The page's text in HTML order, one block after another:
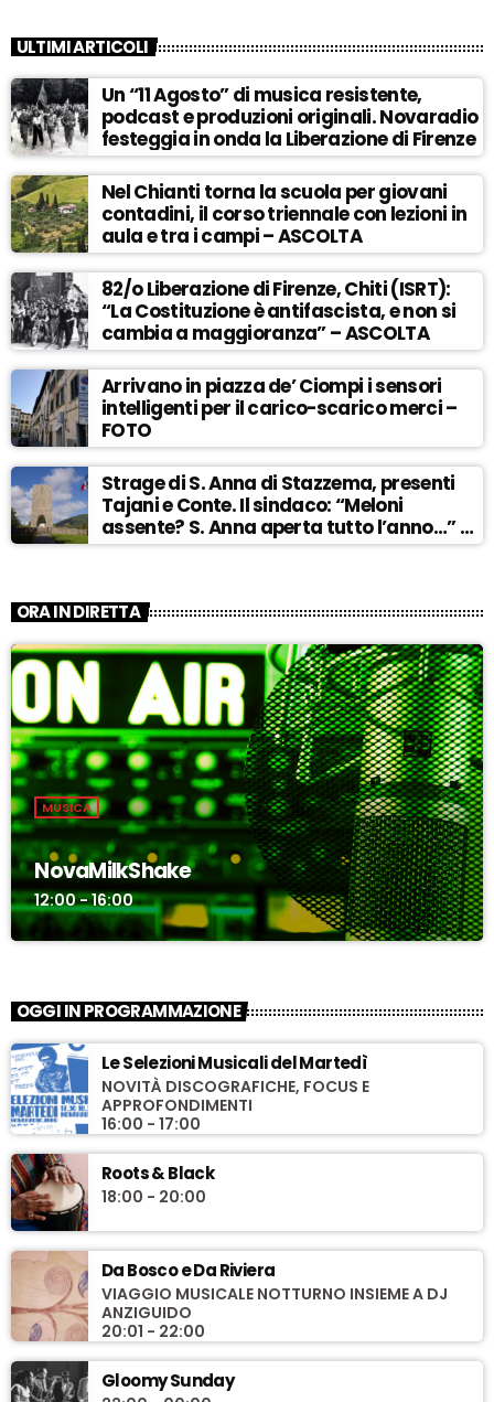
ULTIMI ARTICOLI
Un “11 Agosto” di musica resistente,
podcast e produzioni originali. Novaradio
festeggia in onda la Liberazione di Firenze
Nel Chianti torna la scuola per giovani
contadini, il corso triennale con lezioni in
aula e tra i campi – ASCOLTA
82/o Liberazione di Firenze, Chiti (ISRT):
“La Costituzione è antifascista, e non si
cambia a maggioranza” – ASCOLTA
Arrivano in piazza de’ Ciompi i sensori
intelligenti per il carico-scarico merci –
FOTO
Strage di S. Anna di Stazzema, presenti
Tajani e Conte. Il sindaco: “Meloni
assente? S. Anna aperta tutto l’anno…” –
ASCOLTA
ORA IN DIRETTA
MUSICA
NovaMilkShake
12:00 - 16:00
OGGI IN PROGRAMMAZIONE
Le Selezioni Musicali del Martedì
NOVITÀ DISCOGRAFICHE, FOCUS E
APPROFONDIMENTI
16:00 - 17:00
Roots & Black
18:00 - 20:00
Da Bosco e Da Riviera
VIAGGIO MUSICALE NOTTURNO INSIEME A DJ
ANZIGUIDO
20:01 - 22:00
Gloomy Sunday